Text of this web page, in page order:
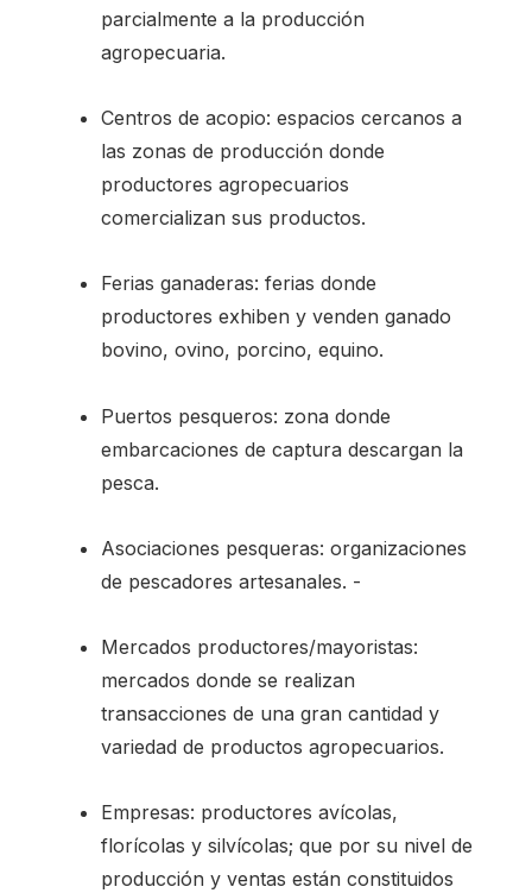
parcialmente a la producción
agropecuaria.
Centros de acopio: espacios cercanos a
las zonas de producción donde
productores agropecuarios
comercializan sus productos.
Ferias ganaderas: ferias donde
productores exhiben y venden ganado
bovino, ovino, porcino, equino.
Puertos pesqueros: zona donde
embarcaciones de captura descargan la
pesca.
Asociaciones pesqueras: organizaciones
de pescadores artesanales. -
Mercados productores/mayoristas:
mercados donde se realizan
transacciones de una gran cantidad y
variedad de productos agropecuarios.
Empresas: productores avícolas,
florícolas y silvícolas; que por su nivel de
producción y ventas están constituidos